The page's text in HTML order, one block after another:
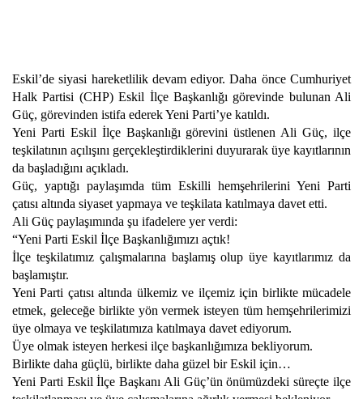
Eskil’de siyasi hareketlilik devam ediyor. Daha önce Cumhuriyet
Halk Partisi (CHP) Eskil İlçe Başkanlığı görevinde bulunan Ali
Güç, görevinden istifa ederek Yeni Parti’ye katıldı.
Yeni Parti Eskil İlçe Başkanlığı görevini üstlenen Ali Güç, ilçe
teşkilatının açılışını gerçekleştirdiklerini duyurarak üye kayıtlarının
da başladığını açıkladı.
Güç, yaptığı paylaşımda tüm Eskilli hemşehrilerini Yeni Parti
çatısı altında siyaset yapmaya ve teşkilata katılmaya davet etti.
Ali Güç paylaşımında şu ifadelere yer verdi:
“Yeni Parti Eskil İlçe Başkanlığımızı açtık!
İlçe teşkilatımız çalışmalarına başlamış olup üye kayıtlarımız da
başlamıştır.
Yeni Parti çatısı altında ülkemiz ve ilçemiz için birlikte mücadele
etmek, geleceğe birlikte yön vermek isteyen tüm hemşehrilerimizi
üye olmaya ve teşkilatımıza katılmaya davet ediyorum.
Üye olmak isteyen herkesi ilçe başkanlığımıza bekliyorum.
Birlikte daha güçlü, birlikte daha güzel bir Eskil için…
Yeni Parti Eskil İlçe Başkanı Ali Güç’ün önümüzdeki süreçte ilçe